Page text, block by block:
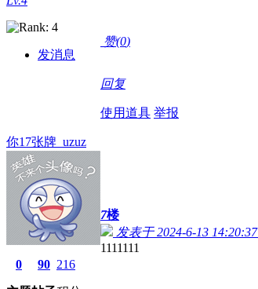
发消息
赞(0)
回复
使用道具 举报
你17张牌_uzuz
0 90 216
7楼
发表于 2024-6-13 14:20:37
1111111